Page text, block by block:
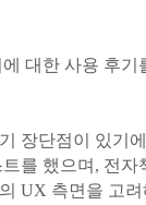
대한 사용 후기
장단점이 있기
를 했으며, 전자
UX 측면을 고